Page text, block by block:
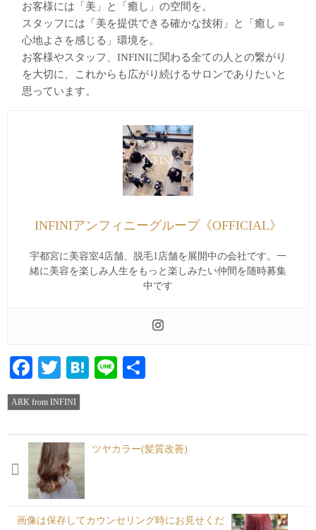
お客様には「美」と「癒し」の空間を。
スタッフには「美を提供できる確かな技術」と「癒し＝
心地よさを感じる」環境を。
お客様やスタッフ、INFINIに関わる全ての人との繋がり
を大切に、これからも広がり続けるサロンでありたいと
思っています。
INFINIアンフィニーグループ《OFFICIAL》
宇都宮に美容室4店舗、脱毛1店舗を展開中の会社です。一
緒に美容を楽しみ人生をもっと楽しみたい仲間を随時募集
中です
Facebook
TwitterHatena
Line
ARK from INFINI
ツヤカラー(髪質改善)
画像は保存してカウンセリング時にお見せくだ